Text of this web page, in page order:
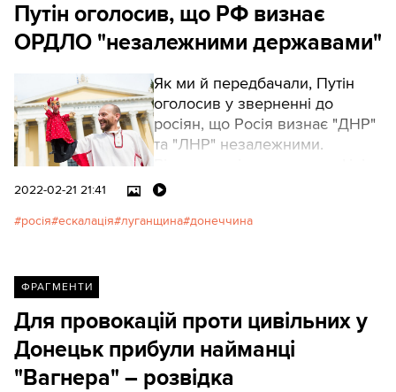
Путін оголосив, що РФ визнає
ОРДЛО "незалежними державами"
Як ми й передбачали, Путін
оголосив у зверненні до
росіян, що Росія визнає "ДНР"
та "ЛНР" незалежними.
«Росії 24» було показано кадри
представниками угруповань
2022-02-21 21:41
росія ескалація луганщина донеччина
ФРАГМЕНТИ
Для провокацій проти цивільних у
Донецьк прибули найманці
"Вагнера" – розвідка